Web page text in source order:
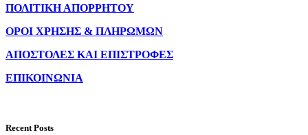
ΠΟΛΙΤΙΚΗ ΑΠΟΡΡΗΤΟΥ
ΟΡΟΙ ΧΡΗΣΗΣ & ΠΛΗΡΩΜΩΝ
ΑΠΟΣΤΟΛΕΣ ΚΑΙ ΕΠΙΣΤΡΟΦΕΣ
ΕΠΙΚΟΙΝΩΝΙΑ
Recent Posts